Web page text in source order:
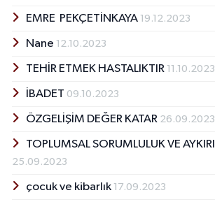
EMRE PEKÇETİNKAYA 19.12.2023
Nane 12.10.2023
TEHİR ETMEK HASTALIKTIR 11.10.2023
İBADET 09.10.2023
ÖZGELİŞİM DEĞER KATAR 26.09.2023
TOPLUMSAL SORUMLULUK VE
25.09.2023
çocuk ve kibarlık 17.09.2023